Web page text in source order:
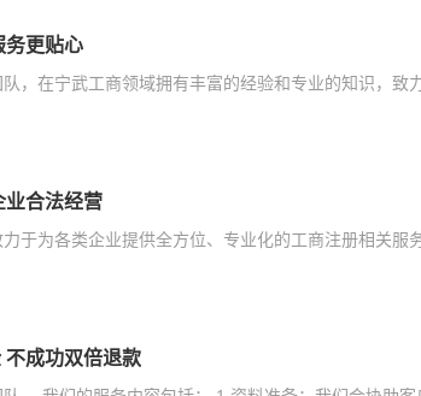
务更贴心
，在宁武工商领域拥有丰富的经验和专业的知识，致
业合法经营
于为各类企业提供全方位、专业化的工商注册相关服
不成功双倍退款